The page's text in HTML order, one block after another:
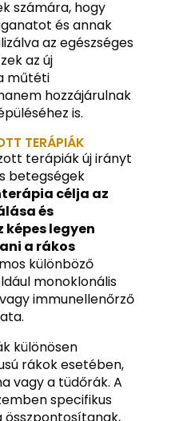
számára, hogy
és annak
az egészséges
az új
műtéti
hozzájárulnak
is.
TERÁPIÁK
terápiák új irányt
betegségek
célja az
és
képes legyen
a rákos
különböző
monoklonális
immunellenőrző
különösen
rákok esetében,
vagy a tüdőrák. A
specifikus